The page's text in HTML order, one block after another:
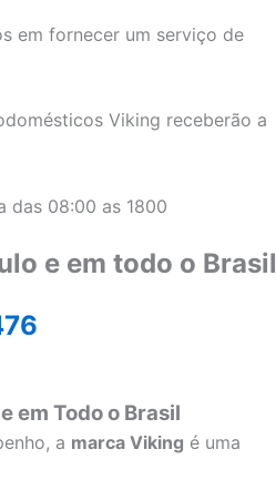
em fornecer um serviço de
Viking receberão a
das 08:00 as 1800
e em todo o Brasil
em Todo o Brasil
a marca Viking é uma